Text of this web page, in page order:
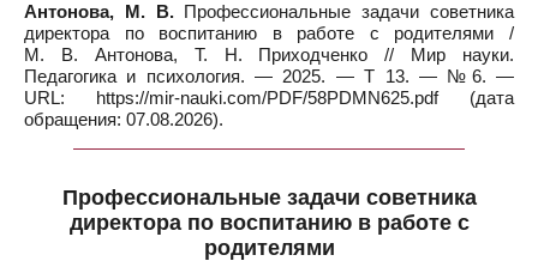
Антонова, М. В.Профессиональные задачи советника
директора по воспитанию в работе с родителями /
М. В. Антонова, Т. Н. Приходченко // Мир науки.
Педагогика и психология. — 2025. — Т 13. — №6. —
URL: https://mir-nauki.com/PDF/58PDMN625.pdf (дата
обращения: 07.08.2026).
Профессиональные задачи советника
директора по воспитанию в работе с
родителями